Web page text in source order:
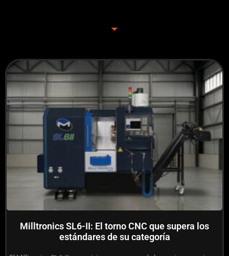
Milltronics SL6-II: El torno CNC que supera los
estándares de su categoría